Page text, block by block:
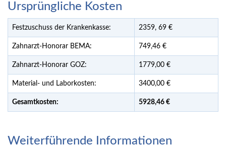
Ursprüngliche Kosten
Festzuschuss der Krankenkasse: 2359, 69 €
Zahnarzt-Honorar BEMA: 749,46 €
Zahnarzt-Honorar GOZ: 1779,00 €
Material- und Laborkosten: 3400,00 €
Gesamtkosten: 5928,46 €
Weiterführende Informationen